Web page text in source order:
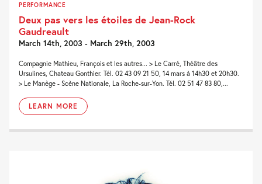
PERFORMANCE
Deux pas vers les étoiles de Jean-Rock
Gaudreault
March 14th, 2003 - March 29th, 2003
Compagnie Mathieu, François et les autres... > Le Carré, Théâtre des
Ursulines, Chateau Gonthier. Tél. 02 43 09 21 50, 14 mars à 14h30 et 20h30.
> Le Manège - Scène Nationale, La Roche-sur-Yon. Tél. 02 51 47 83 80,...
LEARN MORE